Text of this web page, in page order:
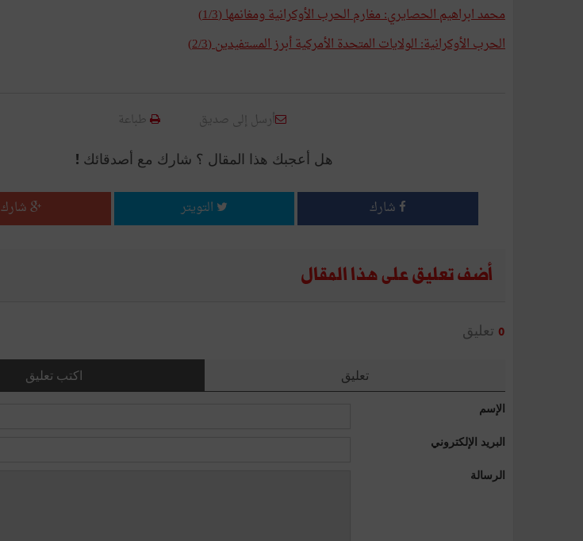
محمد ابراهيم الحصايري: مغارم الحرب الأوكرانية ومغانمها (1/3)
الحرب الأوكرانية: الولايات المتحدة الأمركية أبرز المستفيدين (2/3)
أرسل إلى صديق طباعة
هل أعجبك هذا المقال ؟ شارك مع أصدقائك !
شارك التويتر شارك
أضف تعليق على هذا المقال
0 تعليق
اكتب تعليق تعليق
الإسم
البريد الإلكتروني
الرسالة